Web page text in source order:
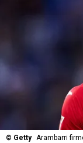
© Getty Arambarri